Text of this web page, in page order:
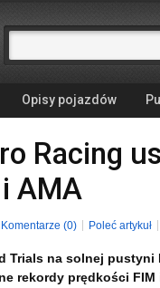
Opisy pojazdów
Racing
AMA
Komentarze (0) Poleć artykuł
Trials na solnej pustyni
rekordy prędkości